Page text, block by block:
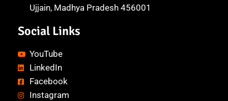
Ujjain, Madhya Pradesh 456001
Social Links
YouTube
LinkedIn
Facebook
Instagram